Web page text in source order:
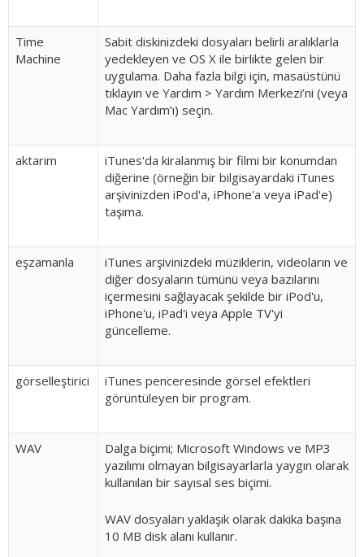
Time
Machine
Sabit diskinizdeki dosyaları belirli aralıklarla
yedekleyen ve OS X ile birlikte gelen bir
uygulama. Daha fazla bilgi için, masaüstünü
tıklayın ve Yardım > Yardım Merkezi’ni (veya
Mac Yardım’ı) seçin.
aktarım
iTunes'da kiralanmış bir filmi bir konumdan
diğerine (örneğin bir bilgisayardaki iTunes
arşivinizden iPod'a, iPhone'a veya iPad'e)
taşıma.
eşzamanla
iTunes arşivinizdeki müziklerin, videoların ve
diğer dosyaların tümünü veya bazılarını
içermesini sağlayacak şekilde bir iPod'u,
iPhone'u, iPad'i veya Apple TV'yi
güncelleme.
görselleştirici
iTunes penceresinde görsel efektleri
görüntüleyen bir program.
WAV
Dalga biçimi; Microsoft Windows ve MP3
yazılımı olmayan bilgisayarlarla yaygın olarak
kullanılan bir sayısal ses biçimi.
WAV dosyaları yaklaşık olarak dakika başına
10 MB disk alanı kullanır.